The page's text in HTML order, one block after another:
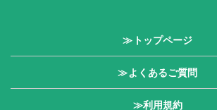
≫トップページ
≫よくあるご質問
≫利用規約